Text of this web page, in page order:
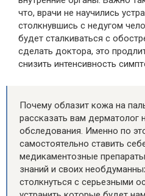
что, врачи не научились
столкнувшись с недугом
будет сталкиваться с
сделать доктора, это
снизить интенсивность
Почему облазит кожа на
рассказать вам дерматолог
обследования. Именно по
самостоятельно ставить
медикаментозные
знаний и своих
столкнуться с серьезными